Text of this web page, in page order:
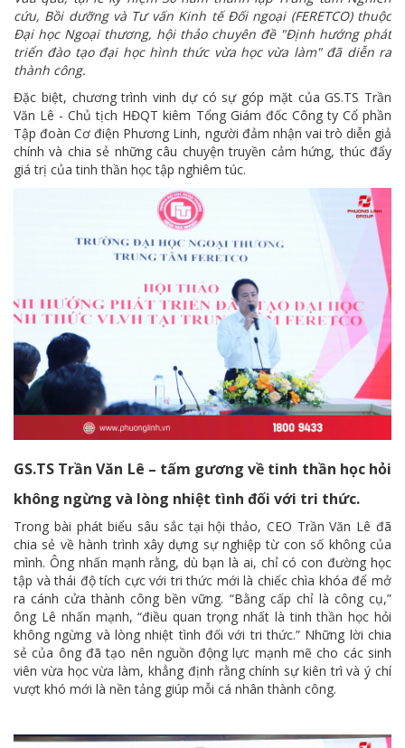
cứu, Bồi dưỡng và Tư vấn Kinh tế Đối ngoại (FERETCO) thuộc
Đại học Ngoại thương, hội thảo chuyên đề "Định hướng phát
triển đào tạo đại học hình thức vừa học vừa làm" đã diễn ra
thành công.
Đặc biệt, chương trình vinh dự có sự góp mặt của GS.TS Trần
Văn Lê - Chủ tịch HĐQT kiêm Tổng Giám đốc Công ty Cổ phần
Tập đoàn Cơ điện Phương Linh, người đảm nhận vai trò diễn giả
chính và chia sẻ những câu chuyện truyền cảm hứng, thúc đẩy
giá trị của tinh thần học tập nghiêm túc.
GS.TS Trần Văn Lê – tấm gương về tinh thần học hỏi
không ngừng và lòng nhiệt tình đối với tri thức.
Trong bài phát biểu sâu sắc tại hội thảo, CEO Trần Văn Lê đã
chia sẻ về hành trình xây dựng sự nghiệp từ con số không của
mình. Ông nhấn mạnh rằng, dù bạn là ai, chỉ có con đường học
tập và thái độ tích cực với tri thức mới là chiếc chìa khóa để mở
ra cánh cửa thành công bền vững. “Bằng cấp chỉ là công cụ,”
ông Lê nhấn mạnh, “điều quan trọng nhất là tinh thần học hỏi
không ngừng và lòng nhiệt tình đối với tri thức.” Những lời chia
sẻ của ông đã tạo nên nguồn động lực mạnh mẽ cho các sinh
viên vừa học vừa làm, khẳng định rằng chính sự kiên trì và ý chí
vượt khó mới là nền tảng giúp mỗi cá nhân thành công.